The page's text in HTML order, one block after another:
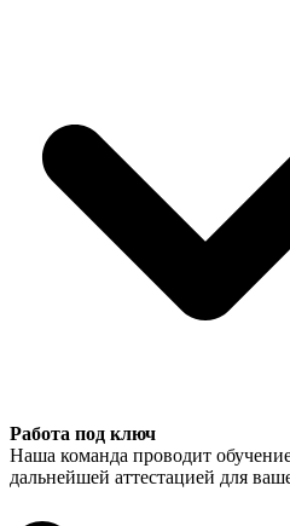
Работа под ключ
Наша команда проводит
дальнейшей аттестацией для